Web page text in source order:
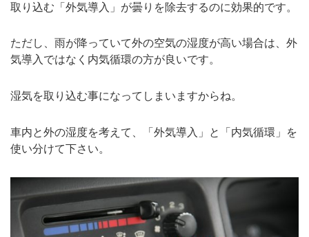
取り込む「外気導入」が曇りを除去するのに効果的です。
ただし、雨が降っていて外の空気の湿度が高い場合は、外
気導入ではなく内気循環の方が良いです。
湿気を取り込む事になってしまいますからね。
車内と外の湿度を考えて、「外気導入」と「内気循環」を
使い分けて下さい。